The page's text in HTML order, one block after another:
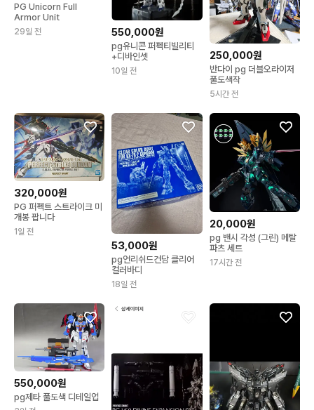
PG Unicorn Full
Armor Unit
29일 전 550,000원
pg유니콘 퍼펙티빌리티
+디바인셋
10일 전
250,000원
반다이 pg 더블오라이저
풀도색작
5시간 전
320,000원
PG 퍼펙트 스트라이크 미
개봉 팝니다
1일 전
53,000원
pg언리쉬드건담 클리어
컬러바디
18일 전
20,000원
pg 밴시 각성 (그린) 메탈
파츠 세트
17시간 전
550,000원
pg제타 풀도색 디테일업